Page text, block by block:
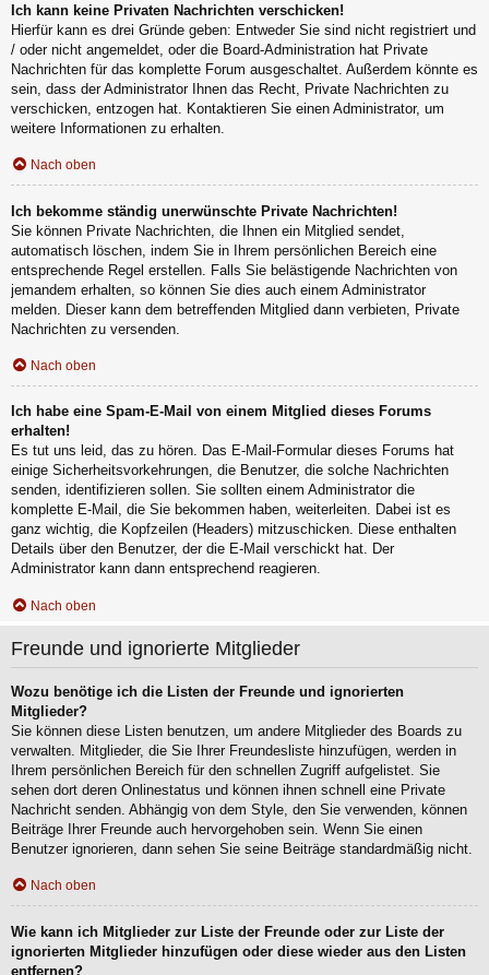
Ich kann keine Privaten Nachrichten verschicken!
Hierfür kann es drei Gründe geben: Entweder Sie sind nicht registriert und
/ oder nicht angemeldet, oder die Board-Administration hat Private
Nachrichten für das komplette Forum ausgeschaltet. Außerdem könnte es
sein, dass der Administrator Ihnen das Recht, Private Nachrichten zu
verschicken, entzogen hat. Kontaktieren Sie einen Administrator, um
weitere Informationen zu erhalten.
Nach oben
Ich bekomme ständig unerwünschte Private Nachrichten!
Sie können Private Nachrichten, die Ihnen ein Mitglied sendet,
automatisch löschen, indem Sie in Ihrem persönlichen Bereich eine
entsprechende Regel erstellen. Falls Sie belästigende Nachrichten von
jemandem erhalten, so können Sie dies auch einem Administrator
melden. Dieser kann dem betreffenden Mitglied dann verbieten, Private
Nachrichten zu versenden.
Nach oben
Ich habe eine Spam-E-Mail von einem Mitglied dieses Forums
erhalten!
Es tut uns leid, das zu hören. Das E-Mail-Formular dieses Forums hat
einige Sicherheitsvorkehrungen, die Benutzer, die solche Nachrichten
senden, identifizieren sollen. Sie sollten einem Administrator die
komplette E-Mail, die Sie bekommen haben, weiterleiten. Dabei ist es
ganz wichtig, die Kopfzeilen (Headers) mitzuschicken. Diese enthalten
Details über den Benutzer, der die E-Mail verschickt hat. Der
Administrator kann dann entsprechend reagieren.
Nach oben
Freunde und ignorierte Mitglieder
Wozu benötige ich die Listen der Freunde und ignorierten
Mitglieder?
Sie können diese Listen benutzen, um andere Mitglieder des Boards zu
verwalten. Mitglieder, die Sie Ihrer Freundesliste hinzufügen, werden in
Ihrem persönlichen Bereich für den schnellen Zugriff aufgelistet. Sie
sehen dort deren Onlinestatus und können ihnen schnell eine Private
Nachricht senden. Abhängig von dem Style, den Sie verwenden, können
Beiträge Ihrer Freunde auch hervorgehoben sein. Wenn Sie einen
Benutzer ignorieren, dann sehen Sie seine Beiträge standardmäßig nicht.
Nach oben
Wie kann ich Mitglieder zur Liste der Freunde oder zur Liste der
ignorierten Mitglieder hinzufügen oder diese wieder aus den Listen
entfernen?